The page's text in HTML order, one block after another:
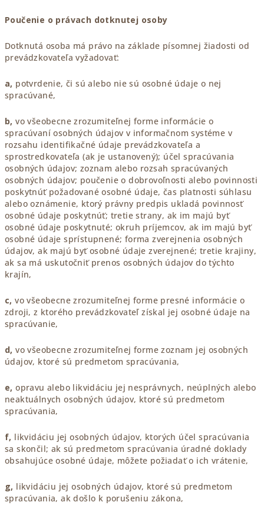
Poučenie o právach dotknutej osoby
Dotknutá osoba má právo na základe písomnej žiadosti od
prevádzkovateľa vyžadovať:
a, potvrdenie, či sú alebo nie sú osobné údaje o nej
spracúvané,
b, vo všeobecne zrozumiteľnej forme informácie o
spracúvaní osobných údajov v informačnom systéme v
rozsahu identifikačné údaje prevádzkovateľa a
sprostredkovateľa (ak je ustanovený); účel spracúvania
osobných údajov; zoznam alebo rozsah spracúvaných
osobných údajov; poučenie o dobrovoľnosti alebo povinnosti
poskytnúť požadované osobné údaje, čas platnosti súhlasu
alebo oznámenie, ktorý právny predpis ukladá povinnosť
osobné údaje poskytnúť; tretie strany, ak im majú byť
osobné údaje poskytnuté; okruh príjemcov, ak im majú byť
osobné údaje sprístupnené; forma zverejnenia osobných
údajov, ak majú byť osobné údaje zverejnené; tretie krajiny,
ak sa má uskutočniť prenos osobných údajov do týchto
krajín,
c, vo všeobecne zrozumiteľnej forme presné informácie o
zdroji, z ktorého prevádzkovateľ získal jej osobné údaje na
spracúvanie,
d, vo všeobecne zrozumiteľnej forme zoznam jej osobných
údajov, ktoré sú predmetom spracúvania,
e, opravu alebo likvidáciu jej nesprávnych, neúplných alebo
neaktuálnych osobných údajov, ktoré sú predmetom
spracúvania,
f, likvidáciu jej osobných údajov, ktorých účel spracúvania
sa skončil; ak sú predmetom spracúvania úradné doklady
obsahujúce osobné údaje, môžete požiadať o ich vrátenie,
g, likvidáciu jej osobných údajov, ktoré sú predmetom
spracúvania, ak došlo k porušeniu zákona,